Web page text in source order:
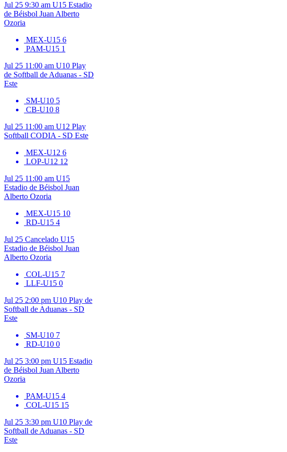
Jul 25 9:30 am U15 Estadio
de Béisbol Juan Alberto
Ozoria
MEX-U15 6
PAM-U15 1
Jul 25 11:00 am U10 Play
de Softball de Aduanas - SD
Este
SM-U10 5
CB-U10 8
Jul 25 11:00 am U12 Play
Softball CODIA - SD Este
MEX-U12 6
LOP-U12 12
Jul 25 11:00 am U15
Estadio de Béisbol Juan
Alberto Ozoria
MEX-U15 10
RD-U15 4
Jul 25 Cancelado U15
Estadio de Béisbol Juan
Alberto Ozoria
COL-U15 7
LLF-U15 0
Jul 25 2:00 pm U10 Play de
Softball de Aduanas - SD
Este
SM-U10 7
RD-U10 0
Jul 25 3:00 pm U15 Estadio
de Béisbol Juan Alberto
Ozoria
PAM-U15 4
COL-U15 15
Jul 25 3:30 pm U10 Play de
Softball de Aduanas - SD
Este